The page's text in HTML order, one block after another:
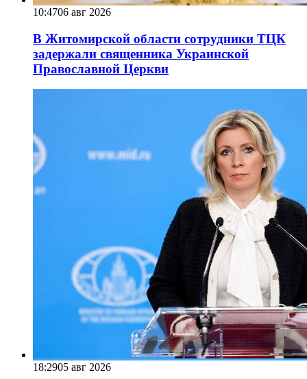
10:4706 авг 2026
В Житомирской области сотрудники ТЦК
задержали священника Украинской
Православной Церкви
18:2905 авг 2026